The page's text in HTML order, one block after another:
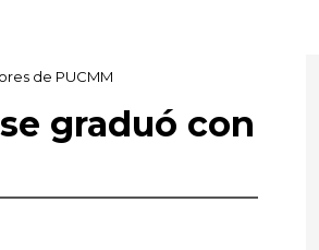
de PUCMM
graduó con